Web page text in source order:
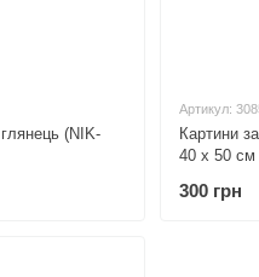
(NIK-
Артикул:
Картини
40 х 50 см
300 грн